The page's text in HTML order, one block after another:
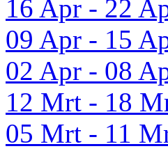
16 Apr - 22
09 Apr - 15
02 Apr - 08
12 Mrt - 18
05 Mrt - 11